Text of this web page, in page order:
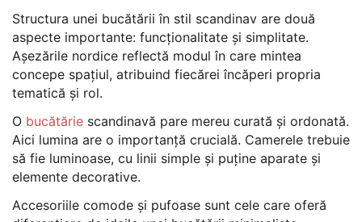
Structura unei bucătării în stil scandinav are două
aspecte importante: funcționalitate și simplitate.
Așezările nordice reflectă modul în care mintea
concepe spațiul, atribuind fiecărei încăperi propria
tematică și rol.
O bucătărie scandinavă pare mereu curată și ordonată.
Aici lumina are o importanță crucială. Camerele trebuie
să fie luminoase, cu linii simple și puține aparate și
elemente decorative.
Accesoriile comode și pufoase sunt cele care oferă